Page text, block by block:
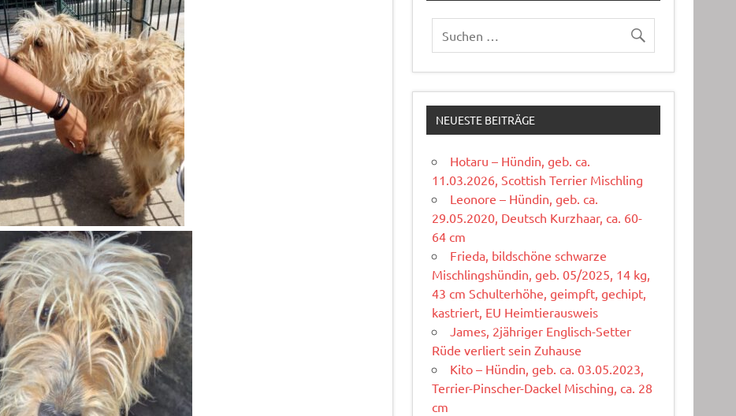
NEUESTE BEITRÄGE
Hotaru – Hündin, geb. ca.
11.03.2026, Scottish Terrier Mischling
Leonore – Hündin, geb. ca.
29.05.2020, Deutsch Kurzhaar, ca. 60-
64 cm
Frieda, bildschöne schwarze
Mischlingshündin, geb. 05/2025, 14 kg,
43 cm Schulterhöhe, geimpft, gechipt,
kastriert, EU Heimtierausweis
James, 2jähriger Englisch-Setter
Rüde verliert sein Zuhause
Kito – Hündin, geb. ca. 03.05.2023,
Terrier-Pinscher-Dackel Misching, ca. 28
cm